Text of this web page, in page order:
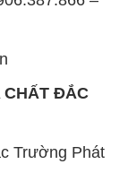
CHẤT ĐẮC
Trường Phát